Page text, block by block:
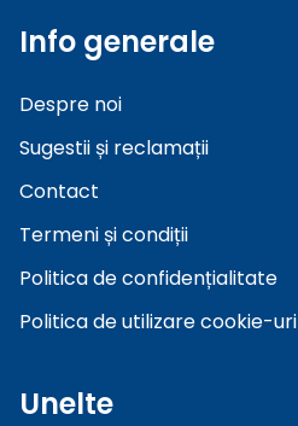
Info generale
Despre noi
Sugestii și reclamații
Contact
Termeni și condiții
Politica de confidențialitate
Politica de utilizare cookie-uri
Unelte